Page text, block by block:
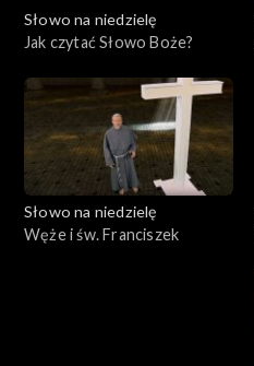
Słowo na niedzielę
Jak czytać Słowo Boże?
Słowo na niedzielę
Węże i św. Franciszek